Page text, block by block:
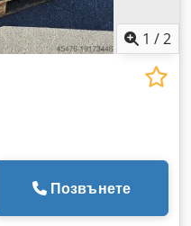
1 /2
Позвънете